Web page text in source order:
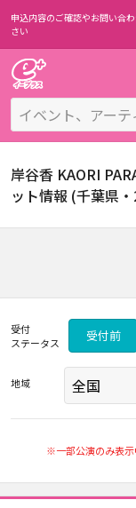
申込内容のご確認やお問い合
さい
岸谷香 KAORI
ット情報 (千葉県
受付
ステータス
受付前
地域
※一部公演のみ表示